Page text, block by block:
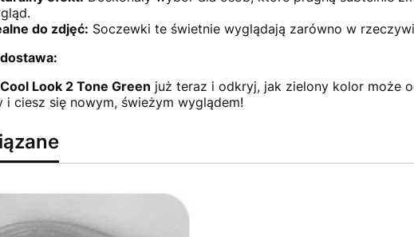
do zdjęć: Soczewki te świetnie wyglądają zarówno w
Cool Look 2 Tone Green już teraz i odkryj, jak zielony kolor może
i ciesz się nowym, świeżym wyglądem!